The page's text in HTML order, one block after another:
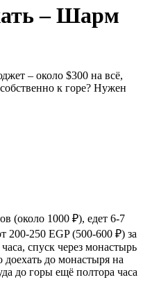
– Шарм
– около $300 на всё,
к горе? Нужен
(около 1000 ₽), едет 6-7
200-250 EGP (500-600 ₽) за
спуск через монастырь
до монастыря на
до горы ещё полтора часа